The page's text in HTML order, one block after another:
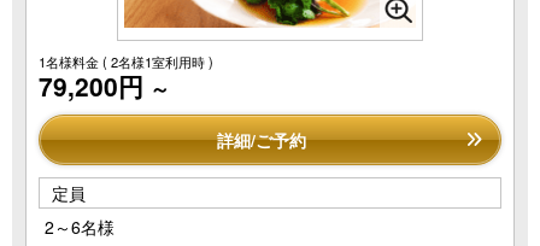
1名様料金( 2名様1室利用時 )
79,200円 ～
詳細/ご予約
定員
2～6名様